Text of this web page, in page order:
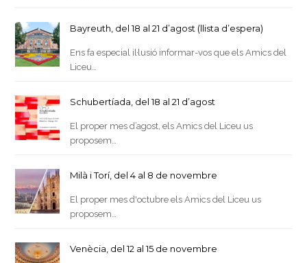
Bayreuth, del 18 al 21 d’agost (llista d’espera)
Ens fa especial il·lusió informar-vos que els Amics del
Liceu…
Schubertíada, del 18 al 21 d’agost
El proper mes d’agost, els Amics del Liceu us
proposem…
Milà i Torí, del 4 al 8 de novembre
El proper mes d'octubre els Amics del Liceu us
proposem…
Venècia, del 12 al 15 de novembre